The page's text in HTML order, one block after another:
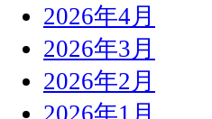
2026年4月
2026年3月
2026年2月